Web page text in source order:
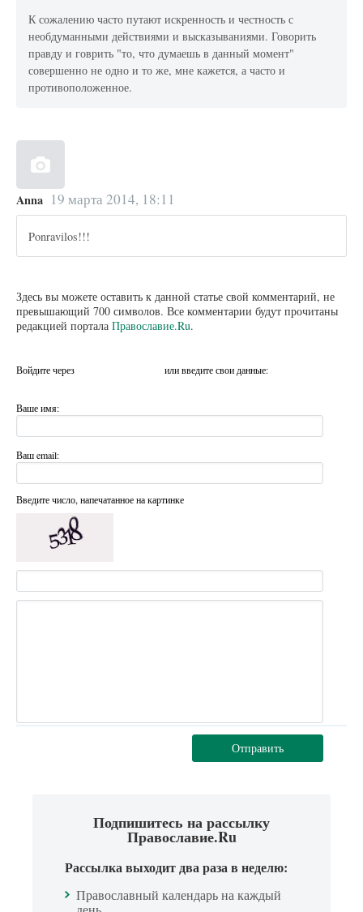
К сожалению часто путают искренность и честность с
необдуманными действиями и высказываниями. Говорить
правду и говрить "то, что думаешь в данный момент"
совершенно не одно и то же, мне кажется, а часто и
противоположенное.
Anna 19 марта 2014, 18:11
Ponravilos!!!
Здесь вы можете оставить к данной статье свой комментарий, не
превышающий 700 символов. Все комментарии будут прочитаны
редакцией портала Православие.Ru.
Войдите через или введите свои данные:
Ваше имя:
Ваш email:
Введите число, напечатанное на картинке
Отправить
Подпишитесь на рассылку
Православие.Ru
Рассылка выходит два раза в неделю:
Православный календарь на каждый